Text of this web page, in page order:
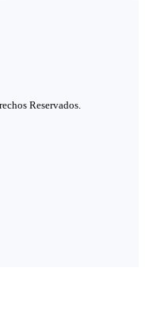
Reservados.